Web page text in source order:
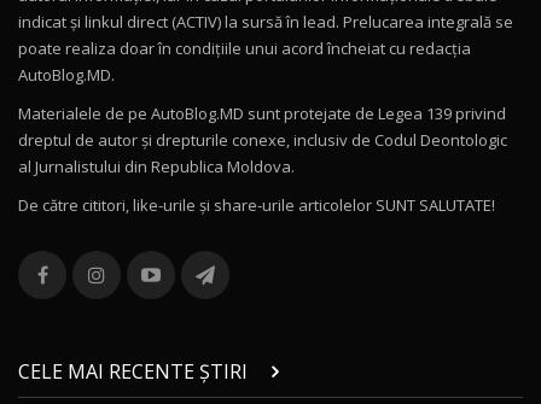
11
Noul Volvo ES90 / Test Drive AutoBlog.MD
12
Noul MG HS / Test Drive AutoBlog.MD
16:48
13
combină aventura cu luxul / AutoBlog.MD
36:08
chinez care face lumea să se întoarcă după el
/ AutoBlog.MD
17:27
indicat și linkul direct (ACTIV) la sursă în lead. Prelucarea integrală se
poate realiza doar în condițiile unui acord încheiat cu redacţia
AutoBlog.MD.
Materialele de pe AutoBlog.MD sunt protejate de Legea 139 privind
dreptul de autor și drepturile conexe, inclusiv de Codul Deontologic
al Jurnalistului din Republica Moldova.
De către cititori, like-urile şi share-urile articolelor SUNT SALUTATE!
CELE MAI RECENTE ȘTIRI